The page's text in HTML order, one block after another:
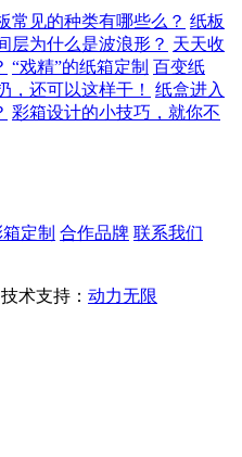
常见的种类有哪些么？ 纸板
层为什么是波浪形？ 天天收
“戏精”的纸箱定制 百变纸
，还可以这样干！
纸盒进入
彩箱设计的小技巧，就你不
定制 合作品牌 联系我们
术支持： 动力无限